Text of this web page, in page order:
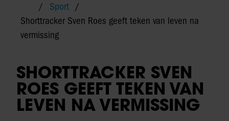
Sport
Shorttracker Sven Roes geeft teken van leven na
vermissing
SHORTTRACKER SVEN
ROES GEEFT TEKEN VAN
LEVEN NA VERMISSING